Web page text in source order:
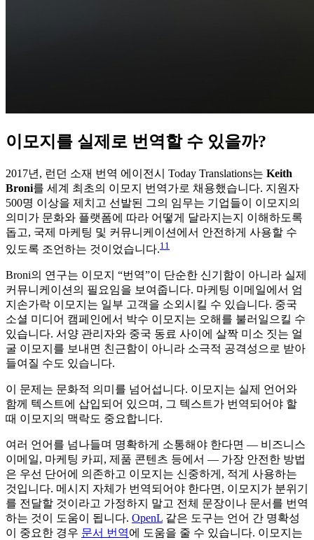
이모지를 실제로 번역할 수 있을까?
2017년, 런던 소재 번역 에이전시 Today Translations는 Keith
Broni를 세계 최초의 이모지 번역가로 채용했습니다. 지원자
500명 이상을 제치고 선발된 그의 임무는 기업들이 이모지의
의미가 문화와 플랫폼에 따라 어떻게 달라지는지 이해하도록
돕고, 국제 마케팅 및 커뮤니케이션에서 안전하게 사용할 수
있도록 조언하는 것이었습니다.11
Broni의 연구는 이모지 “번역”이 단순한 신기함이 아니라 실제
커뮤니케이션의 필요임을 보여줍니다. 마케팅 이메일에서 엄
지손가락 이모지는 일부 고객을 소외시킬 수 있습니다. 중국
소셜 미디어 캠페인에서 박수 이모지는 오해를 불러일으킬 수
있습니다. 서양 관리자와 중국 동료 사이에 살짝 미소 짓는 얼
굴 이모지를 보내면 친근함이 아니라 소극적 공격성으로 받아
들여질 수도 있습니다.
이 문제는 문화적 의미를 넘어섭니다. 이모지는 실제 언어와
함께 텍스트에 삽입되어 있으며, 그 텍스트가 번역되어야 할
때 이모지의 맥락도 중요합니다.
여러 언어를 넘나들며 명확하게 소통해야 한다면 — 비즈니스
이메일, 마케팅 카피, 제품 콘텐츠 등에서 — 가장 안전한 방법
은 우선 단어에 의존하고 이모지는 신중하게, 적게 사용하는
것입니다. 메시지 자체가 번역되어야 한다면, 이모지가 분위기
를 전달할 것이라고 가정하지 말고 전체 문장이나 문서를 번역
하는 것이 도움이 됩니다. OpenL 같은 도구는 언어 간 명확성
이 중요한 경우 문서 번역에 도움을 줄 수 있습니다. 이모지는